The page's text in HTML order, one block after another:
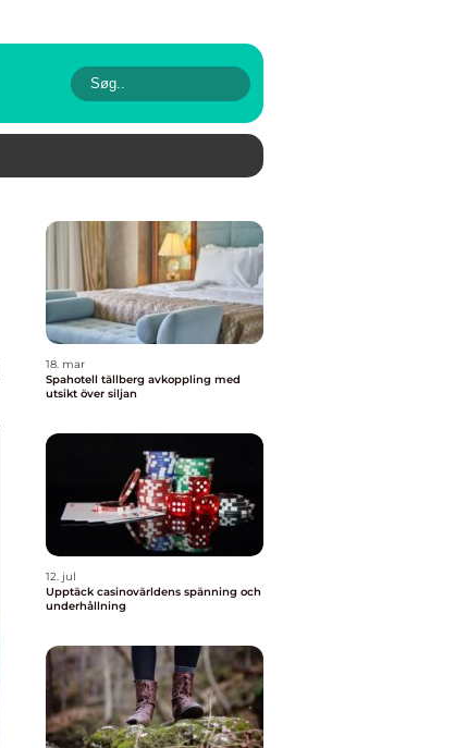
18. mar
Spahotell tällberg avkoppling med
utsikt över siljan
12. jul
Upptäck casinovärldens spänning och
underhållning